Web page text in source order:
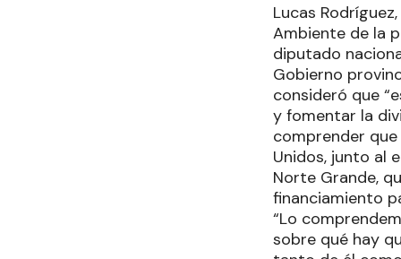
Lucas
Ambiente de la
diputado
Gobierno
consideró que
y fomentar la
comprender
Unidos, junto al
Norte Grande,
financiamiento
“Lo
sobre qué hay